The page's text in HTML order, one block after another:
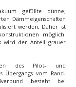
gefüllte dünne,
Dämmeigenschaften
werden. Daher ist
möglich.
wird der Anteil grauer
des Pilot- und
Übergangs vom Rand-
besteht bei